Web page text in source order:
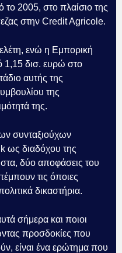
το 2005, στο πλαίσιο της
στην Credit Agricole.
ενώ η Εμπορική
1,15 δισ. ευρώ στο
αυτής της
της
της.
συνταξιούχων
ως διαδόχου της
δύο αποφάσεις του
τις όποιες
δικαστήρια.
σήμερα και ποιοι
προσδοκίες που
είναι ένα ερώτημα που